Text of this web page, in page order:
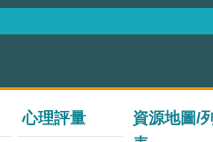
心理評量
資源地圖/列